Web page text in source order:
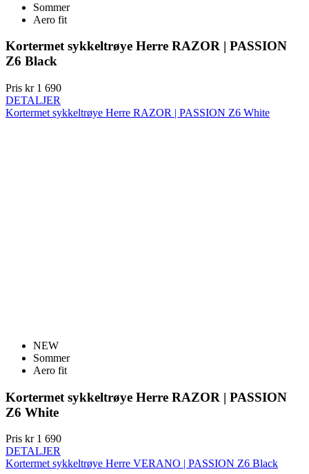
Sommer
Aero fit
Kortermet sykkeltrøye Herre RAZOR | PASSION
Z6 Black
Pris kr 1 690
DETALJER
Kortermet sykkeltrøye Herre RAZOR | PASSION Z6 White
NEW
Sommer
Aero fit
Kortermet sykkeltrøye Herre RAZOR | PASSION
Z6 White
Pris kr 1 690
DETALJER
Kortermet sykkeltrøye Herre VERANO | PASSION Z6 Black